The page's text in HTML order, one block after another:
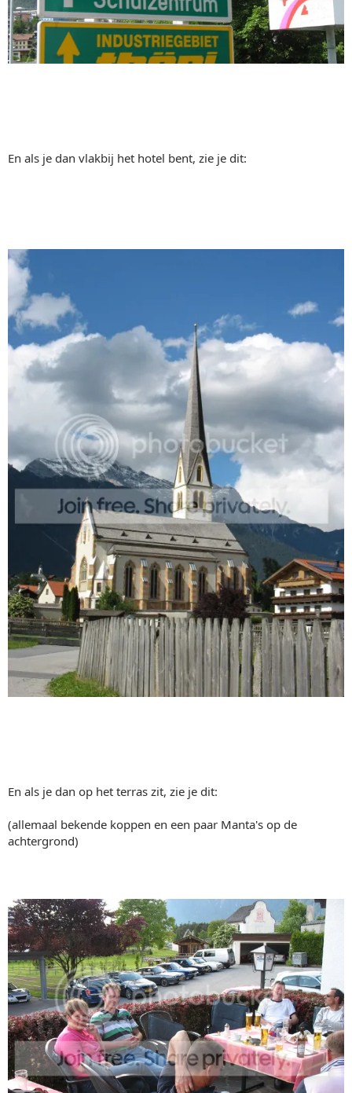
En als je dan vlakbij het hotel bent, zie je dit:
En als je dan op het terras zit, zie je dit:
(allemaal bekende koppen en een paar Manta's op de
achtergrond)